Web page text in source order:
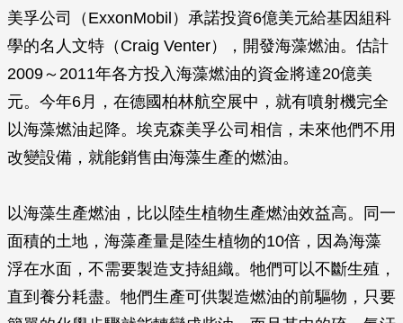
美孚公司（ExxonMobil）承諾投資6億美元給基因組科
學的名人文特（Craig Venter），開發海藻燃油。估計
2009～2011年各方投入海藻燃油的資金將達20億美
元。今年6月，在德國柏林航空展中，就有噴射機完全
以海藻燃油起降。埃克森美孚公司相信，未來他們不用
改變設備，就能銷售由海藻生產的燃油。
以海藻生產燃油，比以陸生植物生產燃油效益高。同一
面積的土地，海藻產量是陸生植物的10倍，因為海藻
浮在水面，不需要製造支持組織。牠們可以不斷生殖，
直到養分耗盡。牠們生產可供製造燃油的前驅物，只要